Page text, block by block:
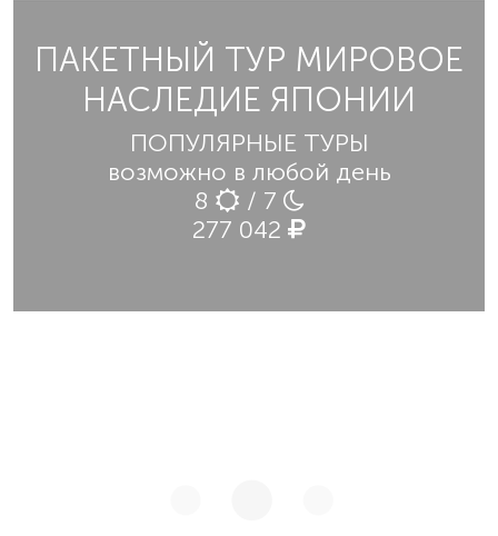
ПАКЕТНЫЙ ТУР МИРОВОЕ
НАСЛЕДИЕ ЯПОНИИ
ПОПУЛЯРНЫЕ ТУРЫ
возможно в любой день
8
/ 7
277 042